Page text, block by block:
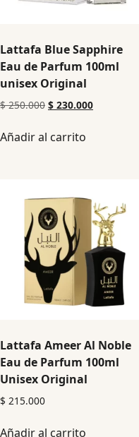
Lattafa Blue Sapphire
Eau de Parfum 100ml
unisex Original
$250.000 $ 230.000
Añadir al carrito
Lattafa Ameer Al Noble
Eau de Parfum 100ml
Unisex Original
$ 215.000
Añadir al carrito